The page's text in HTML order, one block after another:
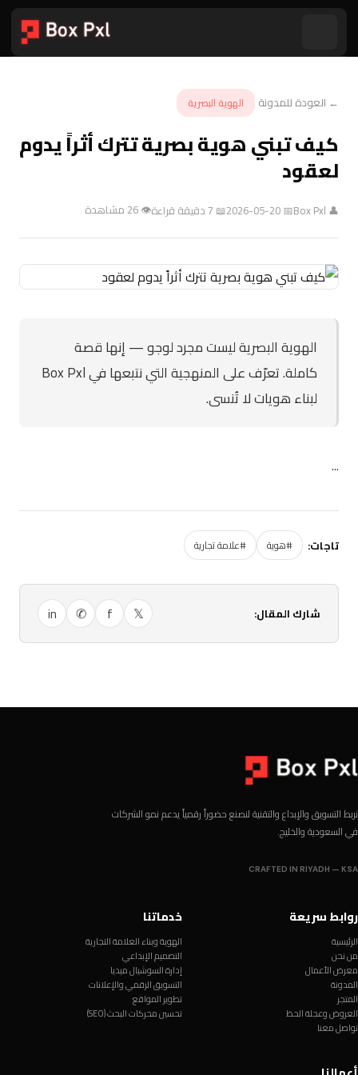
← العودة للمدونة الهوية البصرية
كيف تبني هوية بصرية تترك أثراً يدوم
لعقود
👤 Box Pxl
📅 2026-05-20 📖 7 دقيقة قراءة 👁 26 مشاهدة
الهوية البصرية ليست مجرد لوجو — إنها قصة
كاملة. تعرّف على المنهجية التي نتبعها في Box Pxl
لبناء هويات لا تُنسى.
...
تاجات: #هوية #علامة تجارية
شارك المقال: 𝕏
f
✆
in
نربط التسويق والإبداع والتقنية لنصنع حضوراً رقمياً يدعم نمو الشركات
في السعودية والخليج.
CRAFTED IN RIYADH — KSA
روابط سريعة
الرئيسية
من نحن
معرض الأعمال
المدونة
المتجر
العروض وعجلة الحظ
تواصل معنا
خدماتنا
الهوية وبناء العلامة التجارية
التصميم الإبداعي
إدارة السوشيال ميديا
التسويق الرقمي والإعلانات
تطوير المواقع
تحسين محركات البحث (SEO)